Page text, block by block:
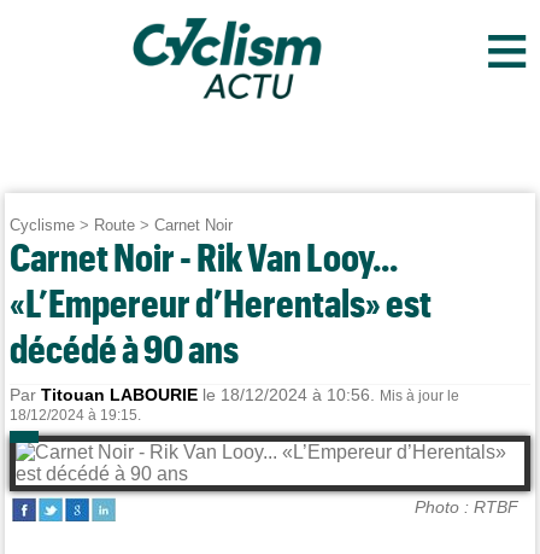
≡
Cyclisme > Route >Carnet Noir
Carnet Noir - Rik Van Looy...
«L’Empereur d’Herentals» est
décédé à 90 ans
ParTitouan LABOURIE le 18/12/2024 à 10:56.
Mis à jour le
18/12/2024 à 19:15.
Photo : RTBF